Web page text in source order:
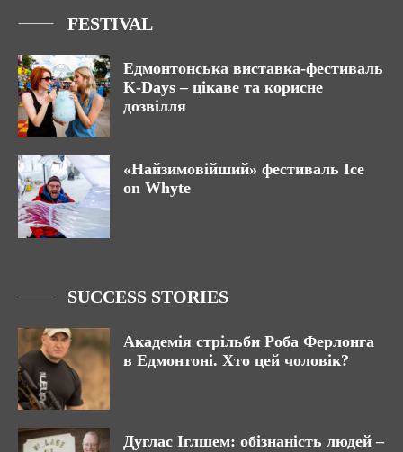
FESTIVAL
Едмонтонська виставка-фестиваль
K-Days – цікаве та корисне
дозвілля
«Найзимовійший» фестиваль Ice
on Whyte
SUCCESS STORIES
Академія стрільби Роба Ферлонга
в Едмонтоні. Хто цей чоловік?
Дуглас Іглшем: обізнаність людей –